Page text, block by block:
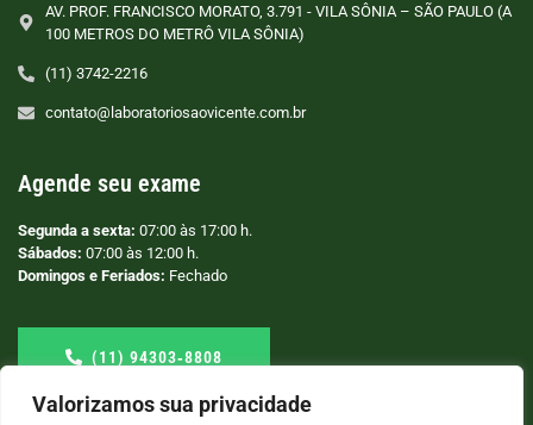
Valorizamos sua privacidade
AV. PROF. FRANCISCO MORATO, 3.791 - VILA SÔNIA – SÃO PAULO (A
100 METROS DO METRÔ VILA SÔNIA)
(11) 3742-2216
contato@laboratoriosaovicente.com.br
Agende seu exame
Segunda a sexta: 07:00 às 17:00 h.
Sábados: 07:00 às 12:00 h.
Domingos e Feriados: Fechado
(11) 94303‑8808